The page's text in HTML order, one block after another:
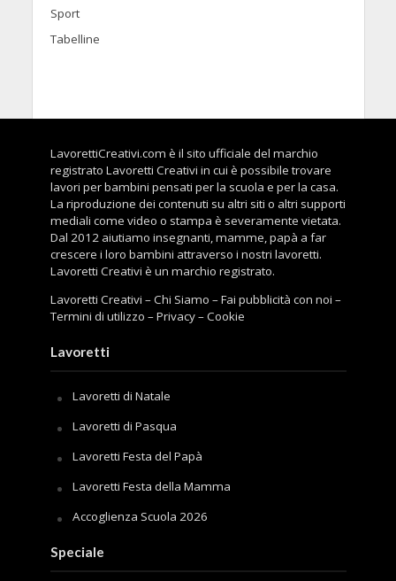
Sport
Tabelline
LavorettiCreativi.com è il sito ufficiale del marchio
registrato Lavoretti Creativi in cui è possibile trovare
lavori per bambini pensati per la scuola e per la casa.
La riproduzione dei contenuti su altri siti o altri supporti
mediali come video o stampa è severamente vietata.
Dal 2012 aiutiamo insegnanti, mamme, papà a far
crescere i loro bambini attraverso i nostri lavoretti.
Lavoretti Creativi è un marchio registrato.
Lavoretti Creativi –Chi Siamo –Fai pubblicità con noi –
Termini di utilizzo –Privacy–Cookie
Lavoretti
Lavoretti di Natale
Lavoretti di Pasqua
Lavoretti Festa del Papà
Lavoretti Festa della Mamma
Accoglienza Scuola 2026
Speciale